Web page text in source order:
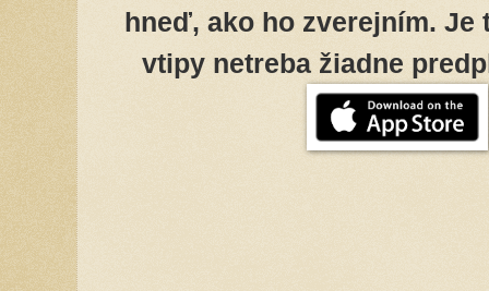
hneď, ako ho zverejním. Je
vtipy netreba žiadne